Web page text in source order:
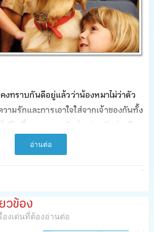
ทราบกันดีอยู่แล้วว่าน้องหมาไม่ว่าตัว
ามรักและการเอาใจใส่จากเจ้าของกันทั้ง
ถึงเรื่องของสายพันธุ์ แต่ละพันธุ์จะมี
ความผูกพันต่อมนุษย์ หรือต่อสัตว์อื่นๆ
หมาบางพันธุ์แทบทนไม่ได้ที่จะถูกทิ้งให้
ห่างจากเจ้าของเพียงแค่ฝาห้องกั้นด้วย
งขออินเทรนด์เดือนแห่งความรักด้วย
อ่านต่อ
·
วข้อง
งเด่นที่ต้องอ่านต่อ